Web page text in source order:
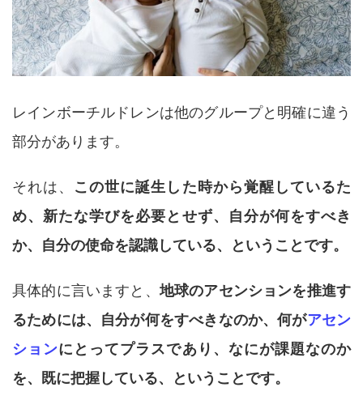
レインボーチルドレンは他のグループと明確に違う
部分があります。
それは、 この世に誕生した時から覚醒しているた
め、新たな学びを必要とせず、自分が何をすべき
か、自分の使命を認識している、ということです。
具体的に言いますと、地球のアセンションを推進す
るためには、自分が何をすべきなのか、何がアセン
ションにとってプラスであり、なにが課題なのか
を、既に把握している、ということです。